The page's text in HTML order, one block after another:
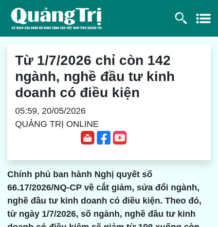
Từ 1/7/2026 chỉ còn 142
ngành, nghề đầu tư kinh
doanh có điều kiện
05:59, 20/05/2026
QUẢNG TRỊ ONLINE
Chính phủ ban hành Nghị quyết số
66.17/2026/NQ-CP về cắt giảm, sửa đổi ngành,
nghề đầu tư kinh doanh có điều kiện. Theo đó,
từ ngày 1/7/2026, số ngành, nghề đầu tư kinh